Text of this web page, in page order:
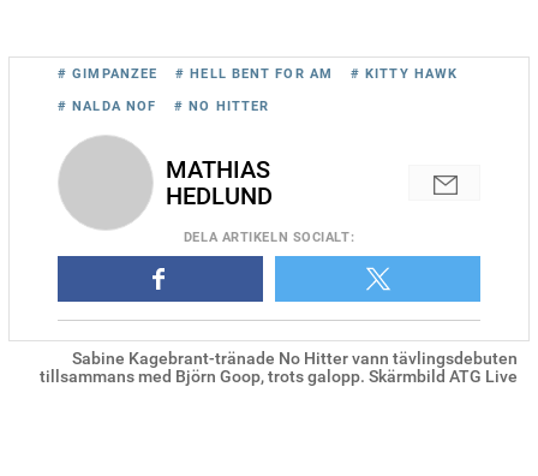
Sabine Kagebrant-tränade No Hitter vann tävlingsdebuten
tillsammans med Björn Goop, trots galopp. Skärmbild ATG Live
# GIMPANZEE # HELL BENT FOR AM # KITTY HAWK
# NALDA NOF # NO HITTER
MATHIAS
HEDLUND
DELA ARTIKELN SOCIALT: